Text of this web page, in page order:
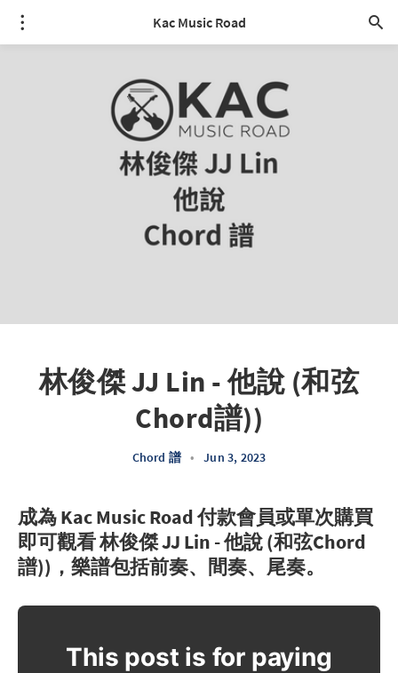
Kac Music Road
林俊傑 JJ Lin - 他說 (和弦
Chord譜))
Chord 譜 • Jun 3, 2023
成為 Kac Music Road 付款會員或單次購買
即可觀看 林俊傑 JJ Lin - 他說 (和弦Chord
譜))，樂譜包括前奏、間奏、尾奏。
This post is for paying